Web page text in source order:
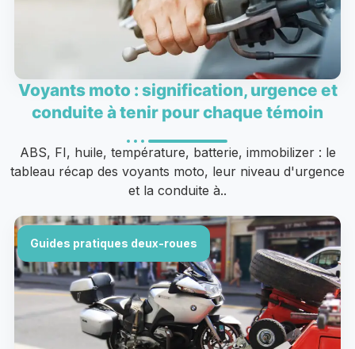
Voyants moto : signification, urgence et
conduite à tenir pour chaque témoin
ABS, FI, huile, température, batterie, immobilizer : le
tableau récap des voyants moto, leur niveau d'urgence
et la conduite à..
Guides pratiques deux-roues